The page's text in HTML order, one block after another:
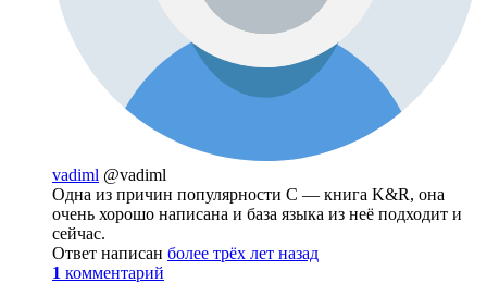
vadiml @vadiml
Одна из причин популярности С — книга K&R, она
очень хорошо написана и база языка из неё подходит и
сейчас.
Ответ написан более трёх лет назад
1 комментарий